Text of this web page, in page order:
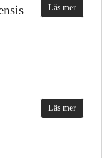
Läs mer
Läs mer